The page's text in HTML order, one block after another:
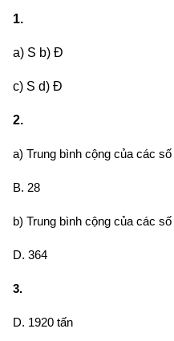
1.
a) S b) Đ
c) S d) Đ
2.
a) Trung bình cộng của các
B. 28
b) Trung bình cộng của các
D. 364
3.
D. 1920 tấn